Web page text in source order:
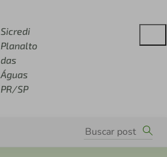
Sicredi
Planalto
das
Águas
PR/SP